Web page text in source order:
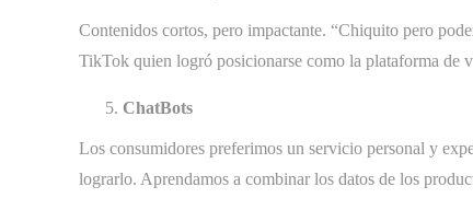
Contenidos cortos, pero impactante. “Chiquito pero
TikTok quien logró posicionarse como la plataforma de
ChatBots
Los consumidores preferimos un servicio personal y
lograrlo. Aprendamos a combinar los datos de los